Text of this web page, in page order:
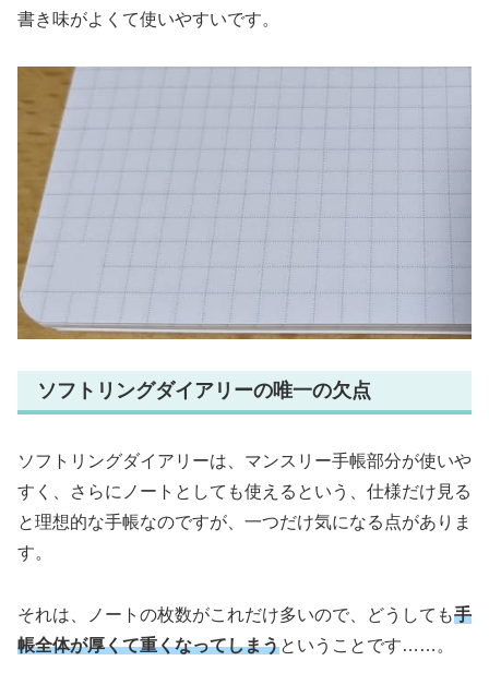
書き味がよくて使いやすいです。
ソフトリングダイアリーの唯一の欠点
ソフトリングダイアリーは、マンスリー手帳部分が使いや
すく、さらにノートとしても使えるという、仕様だけ見る
と理想的な手帳なのですが、一つだけ気になる点がありま
す。
それは、ノートの枚数がこれだけ多いので、どうしても手
帳全体が厚くて重くなってしまうということです……。